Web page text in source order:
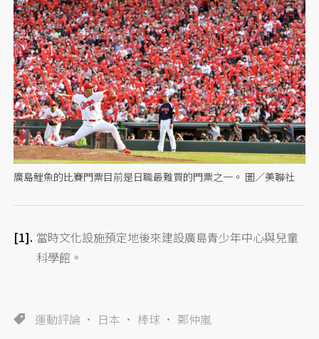
廣島鯉魚的比賽門票目前是日職最難買的門票之一。 圖／美聯社
當時文化設施預定地後來建設廣島青少年中心與兒童
科學館。
運動評論 日本 棒球 鄭仲嵐